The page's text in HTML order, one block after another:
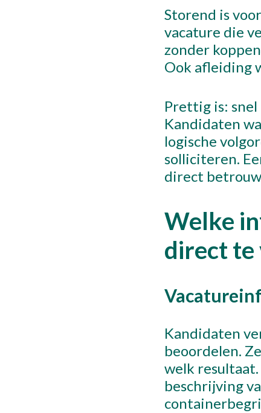
Storend is
vacature die
zonder
Ook afleiding
Prettig is: snel
Kandidaten
logische
solliciteren.
direct
Welke
direct te
Kandidaten
beoordelen.
welk
beschrijving